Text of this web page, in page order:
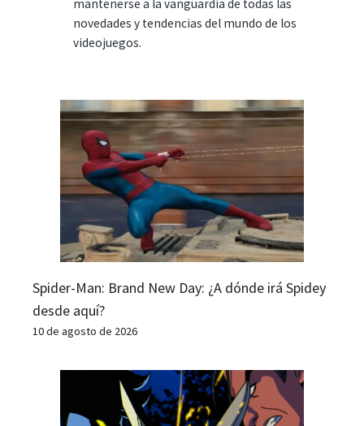
mantenerse a la vanguardia de todas las
novedades y tendencias del mundo de los
videojuegos.
Spider-Man: Brand New Day: ¿A dónde irá Spidey
desde aquí?
10 de agosto de 2026